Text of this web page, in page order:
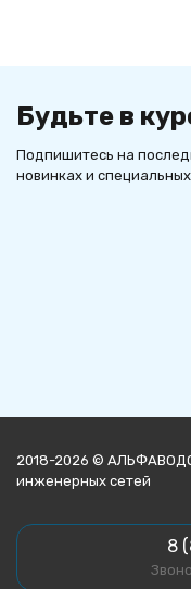
Будьте в
Подпишитесь на
новинках и
2018-2026 ©
инженерных сетей
8